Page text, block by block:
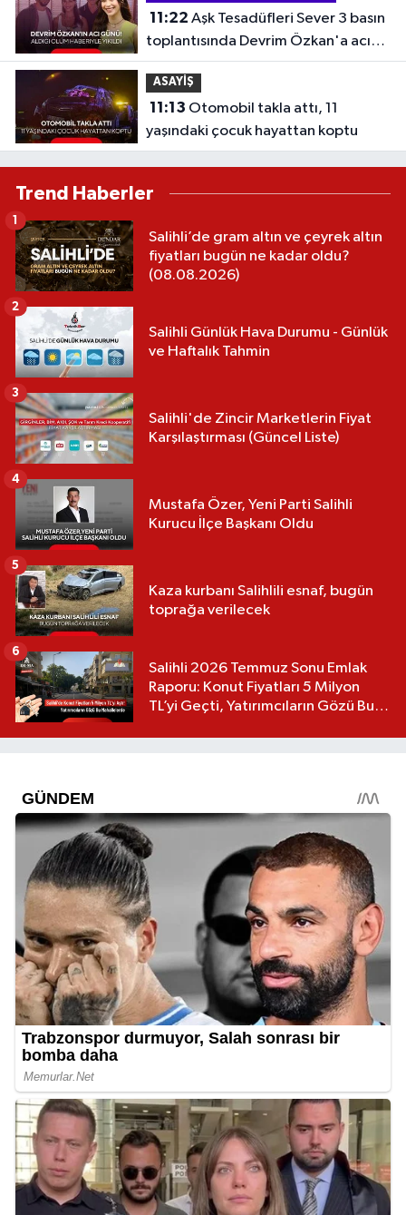
11:22
toplantısında Devrim Özkan'a acı
haber
ASAYİŞ
11:13
yaşındaki çocuk hayattan koptu
Trend Haberler
Salihli’de gram altın ve çeyrek altın
fiyatları bugün ne kadar oldu?
(08.08.2026)
1
Salihli Günlük Hava Durumu - Günlük
ve Haftalık Tahmin
2
Salihli'de Zincir Marketlerin Fiyat
Karşılaştırması (Güncel Liste)
3
Mustafa Özer, Yeni Parti Salihli
Kurucu İlçe Başkanı Oldu
4
Kaza kurbanı Salihlili esnaf, bugün
toprağa verilecek
5
Salihli 2026 Temmuz Sonu Emlak
Raporu: Konut Fiyatları 5 Milyon
TL’yi Geçti, Yatırımcıların Gözü Bu
6